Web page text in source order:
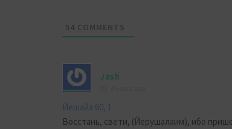
54 COMMENTS
Jash
Йешайа 60, 1
Восстань, свети, (Йерушалаим), ибо